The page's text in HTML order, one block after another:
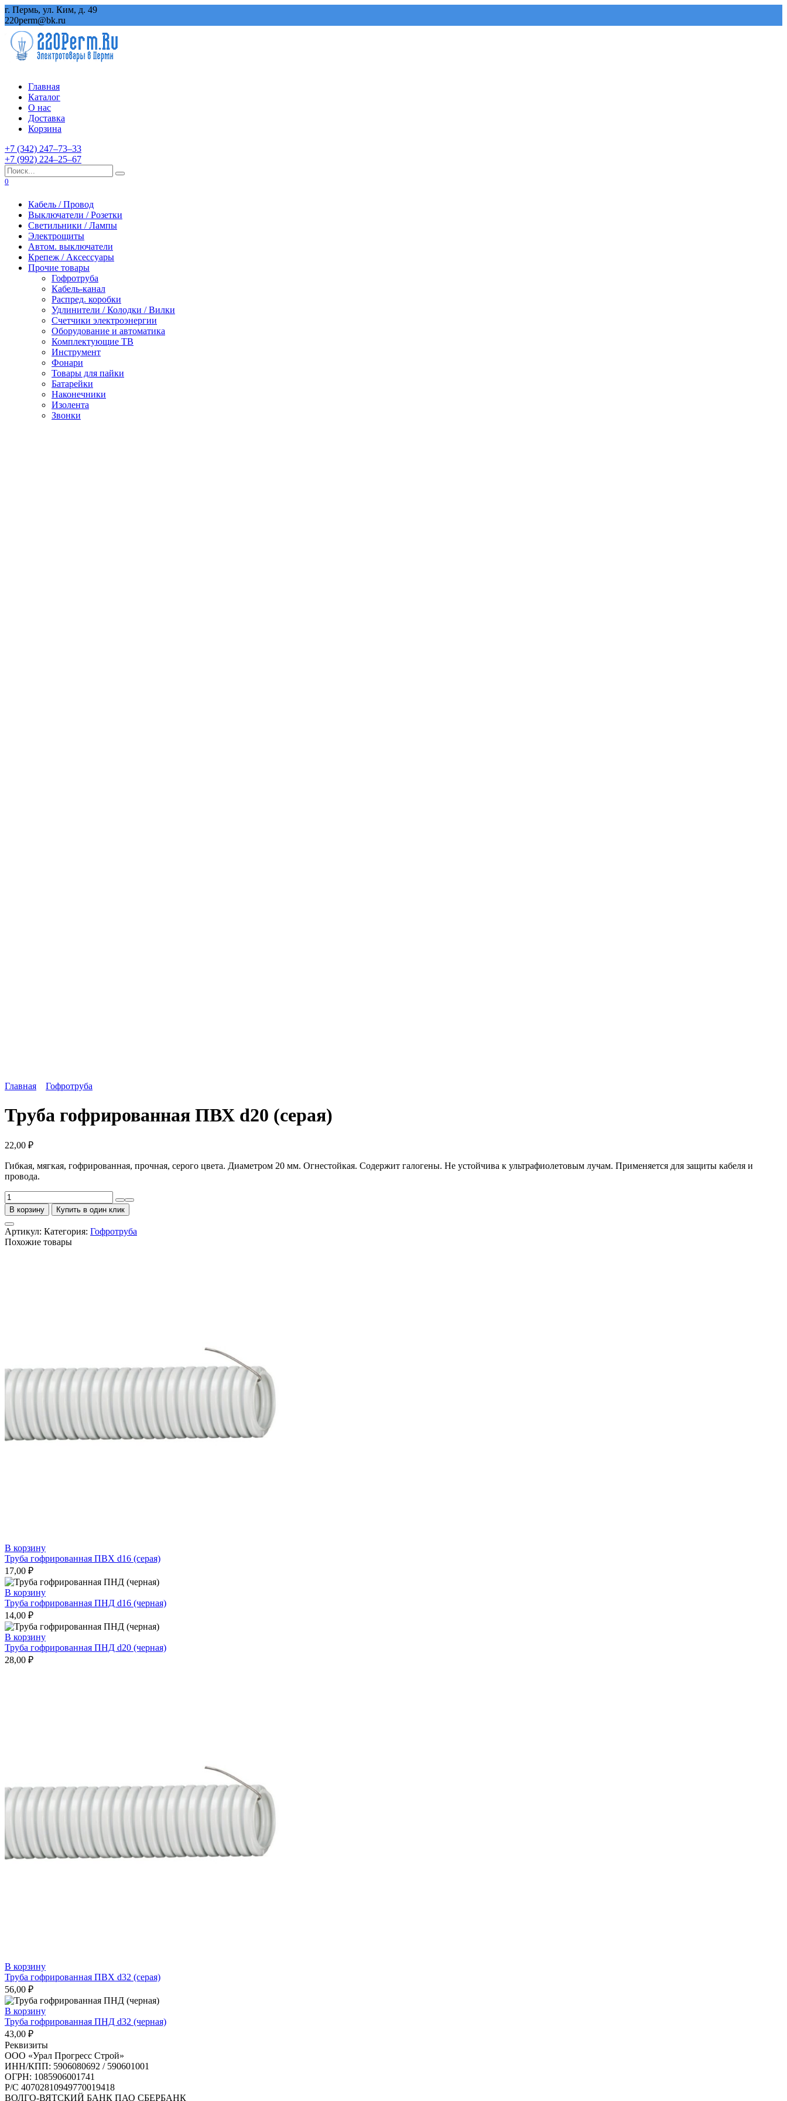
Перейти
к
содержанию
г. Пермь, ул. Ким, д. 49
220perm@bk.ru
Главная
Каталог
О нас
Доставка
Корзина
+7 (342) 247‒73‒33
+7 (992) 224‒25‒67
Search
for:
0
Кабель / Провод
Выключатели / Розетки
Светильники / Лампы
Электрощиты
Автом. выключатели
Крепеж / Аксессуары
Прочие товары
Гофротруба
Кабель-канал
Распред. коробки
Удлинители / Колодки / Вилки
Счетчики электроэнергии
Оборудование и автоматика
Комплектующие ТВ
Инструмент
Фонари
Товары для пайки
Батарейки
Наконечники
Изолента
Звонки
Главная Гофротруба
Труба гофрированная ПВХ d20 (серая)
22,00 ₽
Гибкая, мягкая, гофрированная, прочная, серого цвета. Диаметром 20 мм. Огнестойкая. Содержит галогены. Не устойчива к ультрафиолетовым лучам. Применяется для защиты кабеля и
провода.
Количество
товара
Труба
гофрированная
ПВХ
d20
В корзину Купить в один клик
Артикул: Категория: Гофротруба
Похожие товары
В корзину
Труба гофрированная ПВХ d16 (серая)
17,00 ₽
В корзину
Труба гофрированная ПНД d16 (черная)
14,00 ₽
В корзину
Труба гофрированная ПНД d20 (черная)
28,00 ₽
В корзину
Труба гофрированная ПВХ d32 (серая)
56,00 ₽
В корзину
Труба гофрированная ПНД d32 (черная)
43,00 ₽
Реквизиты
ООО «Урал Прогресс Строй»
ИНН/КПП: 5906080692 / 590601001
ОГРН: 1085906001741
Р/C 40702810949770019418
ВОЛГО-ВЯТСКИЙ БАНК ПАО СБЕРБАНК